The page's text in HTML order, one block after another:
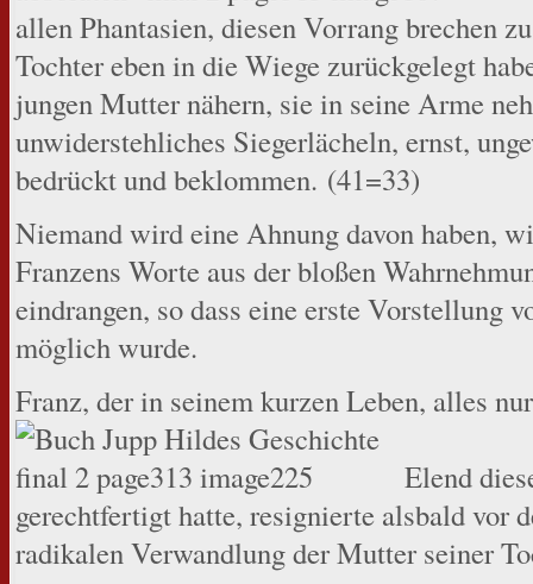
allen Phantasien, diesen Vorrang brechen
Tochter eben in die Wiege zurückgelegt
jungen Mutter nähern, sie in seine Arme
unwiderstehliches Siegerlächeln, ernst,
bedrückt und beklommen. (41=33)
Niemand wird eine Ahnung davon haben,
Franzens Worte aus der bloßen
eindrangen, so dass eine erste Vorstellung
möglich wurde.
Franz, der in seinem kurzen Leben, alles
Elend
gerechtfertigt hatte, resignierte alsbald vor
radikalen Verwandlung der Mutter seiner